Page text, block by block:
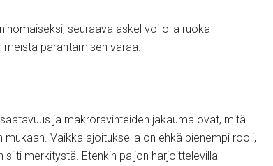
seuraava askel voi olla ruoka-
parantamisen varaa.
ja makroravinteiden jakauma ovat, mitä
Vaikka ajoituksella on ehkä pienempi rooli,
merkitystä. Etenkin paljon harjoittelevilla